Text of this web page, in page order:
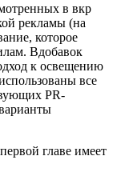
в вкр
рекламы (на
которое
Вдобавок
к освещению
все
PR-
главе имеет